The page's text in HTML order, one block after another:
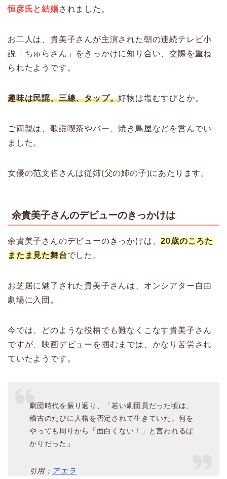
恒彦氏と結婚されました。
お二人は、貴美子さんが主演された朝の連続テレビ小
説「ちゅらさん」をきっかけに知り合い、交際を重ね
られたようです。
趣味は民謡、三線、タップ。好物は塩むすびとか。
ご両親は、歌謡喫茶やバー、焼き鳥屋などを営んでい
ました。
女優の范文雀さんは従姉(父の姉の子)にあたります。
余貴美子さんのデビューのきっかけは
余貴美子さんのデビューのきっかけは、20歳のころた
またま見た舞台でした。
お芝居に魅了された貴美子さんは、オンシアター自由
劇場に入団。
今では、どのような役柄でも難なくこなす貴美子さん
ですが、映画デビューを掴むまでは、かなり苦労され
ていたようです。
劇団時代を振り返り、「若い劇団員だった頃は、
稽古のたびに人格を否定されて生きていた。何を
やっても周りから「面白くない！」と言われるば
かりだった」
引用： アエラ